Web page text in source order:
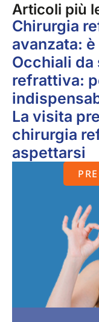
Articoli più
Chirurgia
avanzata:
Occhiali da
refrattiva:
La visita
chirurgia
aspettarsi